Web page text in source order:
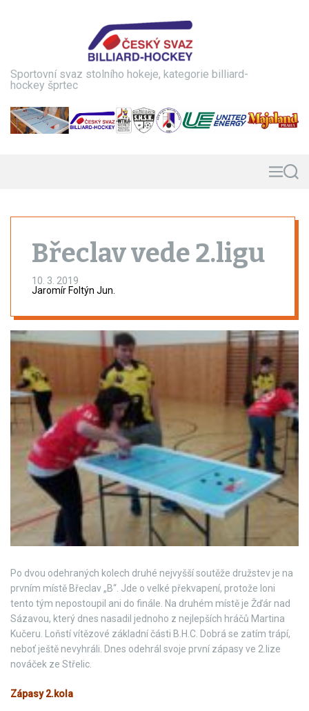
Sportovní svaz stolního hokeje, kategorie billiard-
hockey šprtec
MS
Břeclav vede 2.ligu
10. 3. 2019
Jaromír Foltýn Jun.
Po dvou odehraných kolech druhé nejvyšší soutěže družstev je na
prvním místě Břeclav „B“. Jde o velké překvapení, protože loni
tento tým nepostoupil ani do finále. Na druhém místě je Žďár nad
Sázavou, který dnes nasadil jednoho z nejlepších hráčů Martina
Kučeru. Loňstí vítězové základní části B.H.C. Dobrá se zatím trápí,
neboť ještě nevyhráli. Dnes odehrál svoje první zápasy ve 2.lize
nováček ze Střelic.
Zápasy 2.kola